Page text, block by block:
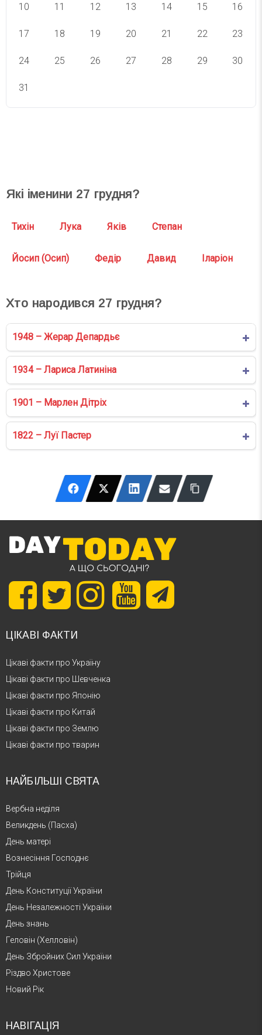
10 11 12 13 14 15 16
17 18 19 20 21 22 23
24 25 26 27 28 29 30
31
Які іменини 27 грудня?
Тихін Лука Яків Степан
Йосип (Осип) Федір Давид Іларіон
Хто народився 27 грудня?
1948 – Жерар Депардьє
1934 – Лариса Латиніна
1901 – Марлен Дітріх
1822 – Луї Пастер
ЦІКАВІ ФАКТИ
Цікаві факти про Україну
Цікаві факти про Шевченка
Цікаві факти про Японію
Цікаві факти про Китай
Цікаві факти про Землю
Цікаві факти про тварин
НАЙБІЛЬШІ СВЯТА
Вербна неділя
Великдень (Пасха)
День матері
Вознесіння Господнє
Трійця
День Конституції України
День Незалежності України
День знань
Геловін (Хелловін)
День Збройних Сил України
Різдво Христове
Новий Рік
НАВІГАЦІЯ